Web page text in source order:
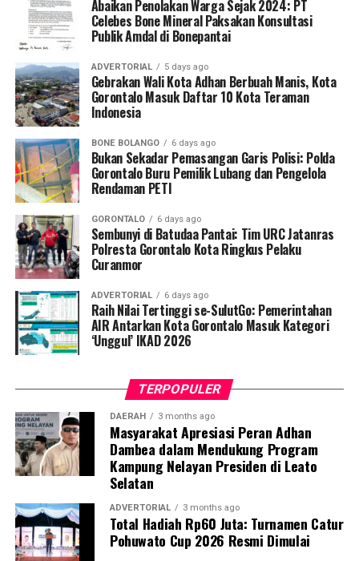
serta mengoordinasikan mekanisme rujukan cepat (
track referral
).
Koordinator Desa KKN Profesi Kesehatan UNG Desa
Hutadaa menekankan pentingnya posisi strategis kader
yang bersinggungan langsung dengan masyarakat
harian.
“Kader adalah pihak terdekat dengan ibu hamil dan
keluarganya. Melalui program ini, kami ingin
memastikan kader di Desa Hutadaa memiliki
kegawatdaruratan kehamilan, terutama di tengah situasi
krisis bencana, serta mampu berkoordinasi secara efektif
dengan tenaga kesehatan,” jelasnya.
Selain sesi edukasi teknis, mahasiswa UNG turut
meluncurkanBuku Panduan Manajemen
Kegawatdaruratan Ibu Hamil pada Situasi Bencana
petunjuk praktis ini berfungsi sebagai pedoman standar
bagi kader dalam melakukan deteksi dini,
pendampingan, hingga skenario evakuasi ibu hamil
berisiko tinggi.
Dosen Pembimbing Lapangan (DPL) KKN Profesi
Kesehatan UNG menegaskan bahwa pemberdayaan
kader berbasis komunitas merupakan instrumen krusial
dalam mempercepat penurunan Angka Kematian Ibu
(AKI) dan Angka Kematian Anak (AKA).
Abaikan Penolakan Warga Sejak 2024: PT
Celebes Bone Mineral Paksakan Konsultasi
Publik Amdal di Bonepantai
ADVERTORIAL 5 days ago
Gebrakan Wali Kota Adhan Berbuah Manis, Kota
Gorontalo Masuk Daftar 10 Kota Teraman
Indonesia
BONE BOLANGO 6 days ago
Bukan Sekadar Pemasangan Garis Polisi: Polda
Gorontalo Buru Pemilik Lubang dan Pengelola
Rendaman PETI
GORONTALO 6 days ago
Sembunyi di Batudaa Pantai: Tim URC Jatanras
Polresta Gorontalo Kota Ringkus Pelaku
Curanmor
ADVERTORIAL 6 days ago
Raih Nilai Tertinggi se-SulutGo: Pemerintahan
AIR Antarkan Kota Gorontalo Masuk Kategori
‘Unggul’ IKAD 2026
TERPOPULER
DAERAH 3 months ago
Masyarakat Apresiasi Peran Adhan
Dambea dalam Mendukung Program
Kampung Nelayan Presiden di Leato
Selatan
ADVERTORIAL 3 months ago
Total Hadiah Rp60 Juta: Turnamen Catur
Pohuwato Cup 2026 Resmi Dimulai